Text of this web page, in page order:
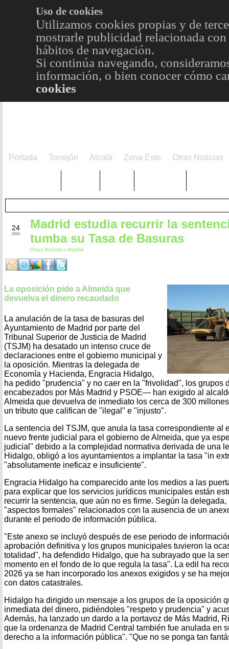
Uso de cookies
Utilizamos cookies propias y de
mostrarle publicidad relacionada
hábitos de navegación.
Si continúa navegando,
información, o bien conocer cómo
cookies
Portada Torrejón Alcalá Zona Este Otras Noticias
24
2026
Madrid estudia recurrir la
tumba su Tasa de Basuras
Otras Noticias - Madrid
La oposición pide a Almeida que
devuelva el dinero recaudado
La anulación de la tasa de basuras del
Ayuntamiento de Madrid por parte del
Tribunal Superior de Justicia de Madrid
(TSJM) ha desatado un intenso cruce de
declaraciones entre el gobierno municipal y
la oposición. Mientras la delegada de
Economía y Hacienda, Engracia Hidalgo,
ha pedido "prudencia" y no caer en la "frivolidad", los
encabezados por Más Madrid y PSOE— han exigido al
Almeida que devuelva de inmediato los cerca de 300
un tributo que califican de "ilegal" e "injusto".
La sentencia del TSJM, que anula la tasa correspondiente al
nuevo frente judicial para el gobierno de Almeida, que ya
judicial" debido a la complejidad normativa derivada de una
Hidalgo, obligó a los ayuntamientos a implantar la tasa "in
"absolutamente ineficaz e insuficiente".
Engracia Hidalgo ha comparecido ante los medios a las
para explicar que los servicios jurídicos municipales están
recurrir la sentencia, que aún no es firme. Según la
"aspectos formales" relacionados con la ausencia de un
durante el periodo de información pública.
"Este anexo se incluyó después de ese periodo de
aprobación definitiva y los grupos municipales tuvieron la
totalidad", ha defendido Hidalgo, que ha subrayado que la
momento en el fondo de lo que regula la tasa". La edil ha
2026 ya se han incorporado los anexos exigidos y se ha
con datos catastrales.
Hidalgo ha dirigido un mensaje a los grupos de la oposición
inmediata del dinero, pidiéndoles "respeto y prudencia" y
Además, ha lanzado un dardo a la portavoz de Más Madrid,
que la ordenanza de Madrid Central también fue anulada en
derecho a la información pública". "Que no se ponga tan